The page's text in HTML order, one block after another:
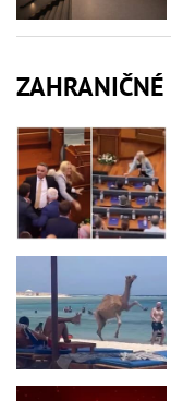
ZAHRANIČNÉ